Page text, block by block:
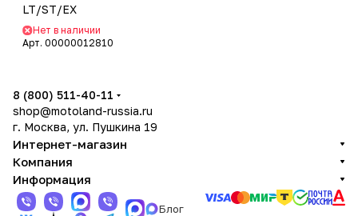
LT/ST/EX
Нет в наличии
Арт. 00000012810
8 (800) 511-40-11
shop@motoland-russia.ru
г. Москва, ул. Пушкина 19
Интернет-магазин
Компания
Информация
Блог